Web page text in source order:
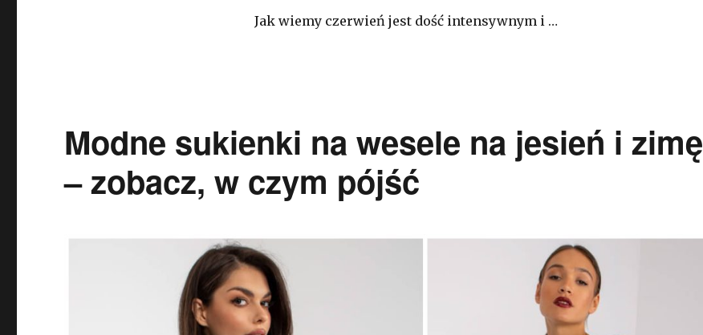
Jak wiemy czerwień jest dość intensywnym i …
Modne sukienki na wesele na jesień i zimę
– zobacz, w czym pójść